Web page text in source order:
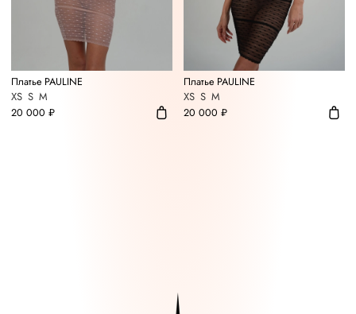
Платье PAULINE
XS S M
20 000 ₽
Платье PAULINE
XS S M
20 000 ₽